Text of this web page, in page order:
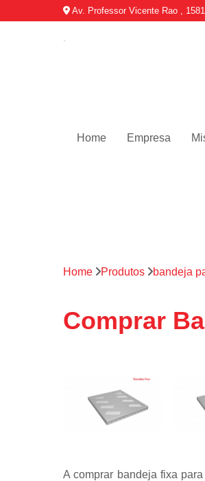
Av. Professor Vicente Rao , 1581
Home Empresa
Home Produtos bandeja
Comprar
A comprar bandeja fixa